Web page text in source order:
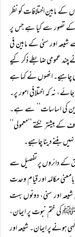
کے مابین اختلافات کو نظر
کے تصور سے کیا ہے جس پر
اور سنی کے مابین فی
عمومی ضابطے ذکر کیے
چاہیے۔ انھوں نے کہا ہے
نہ کہ اختلافی امور پر۔
کی اساسات‘‘ سے ہے۔
بیشتر نکتے ’’معمولی‘‘
بننے دینا چاہیے۔
کے دائروں پر تفصیل سے
مکالمہ اور قیام وحدت
شیعہ اور سنی، دونوں بہت
ﷺ کی ختم نبوت پر ایمان،
ہونے پر ایمان۔ شیعہ اور